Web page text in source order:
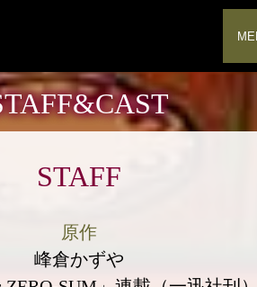
STAFF
原作
峰倉かずや